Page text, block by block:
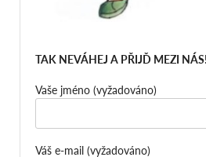
TAK NEVÁHEJ A PŘIJĎ MEZI
Vaše jméno (vyžadováno)
Váš e-mail (vyžadováno)